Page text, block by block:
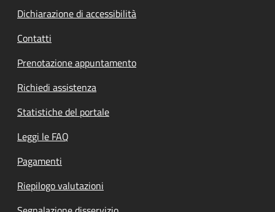
Dichiarazione di accessibilità
Contatti
Prenotazione appuntamento
Richiedi assistenza
Statistiche del portale
Leggi le FAQ
Pagamenti
Riepilogo valutazioni